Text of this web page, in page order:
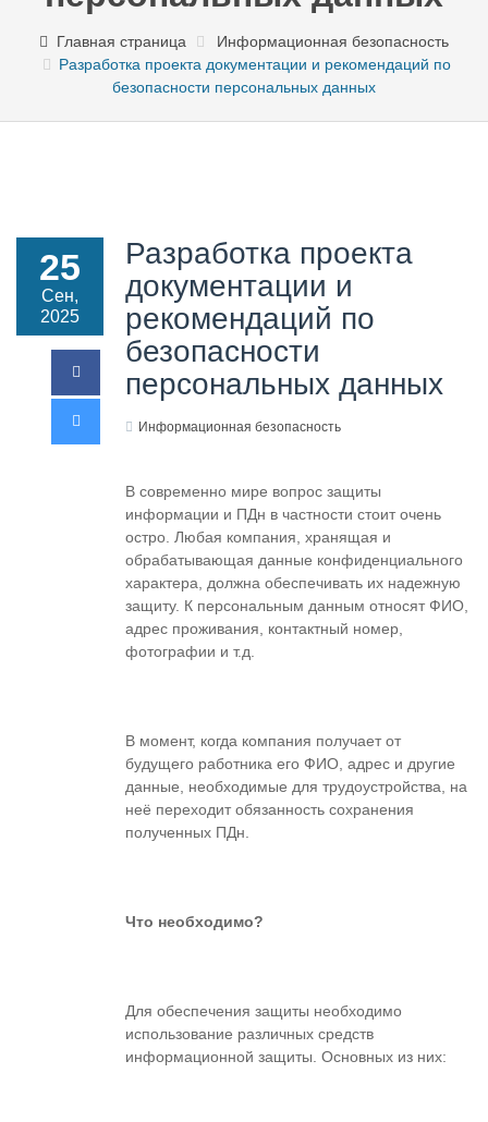
Главная страница
Информационная безопасность
Разработка проекта документации и рекомендаций по
безопасности персональных данных
25
Сен,
2025
Разработка проекта
документации и
рекомендаций по
безопасности
персональных данных
Информационная безопасность
В современно мире вопрос защиты
информации и ПДн в частности стоит очень
остро. Любая компания, хранящая и
обрабатывающая данные конфиденциального
характера, должна обеспечивать их надежную
защиту. К персональным данным относят ФИО,
адрес проживания, контактный номер,
фотографии и т.д.
В момент, когда компания получает от
будущего работника его ФИО, адрес и другие
данные, необходимые для трудоустройства, на
неё переходит обязанность сохранения
полученных ПДн.
Что необходимо?
Для обеспечения защиты необходимо
использование различных средств
информационной защиты. Основных из них: